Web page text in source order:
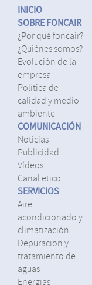
INICIO
SOBRE FONCAIR
¿por qué foncair?
¿quiénes somos?
evolución de la
empresa
política de
calidad y medio
ambiente
COMUNICACIÓN
noticias
publicidad
vídeos
canal etico
SERVICIOS
aire
acondicionado y
climatización
depuracion y
tratamiento de
aguas
energias